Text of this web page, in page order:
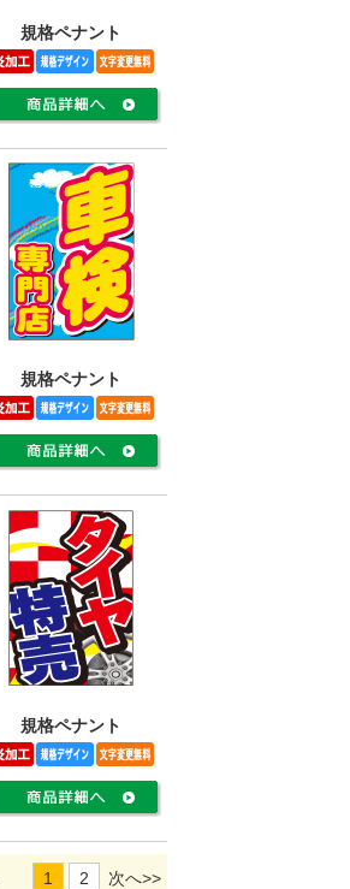
規格ペナント
規格ペナント
規格ペナント
1 2 次へ>>